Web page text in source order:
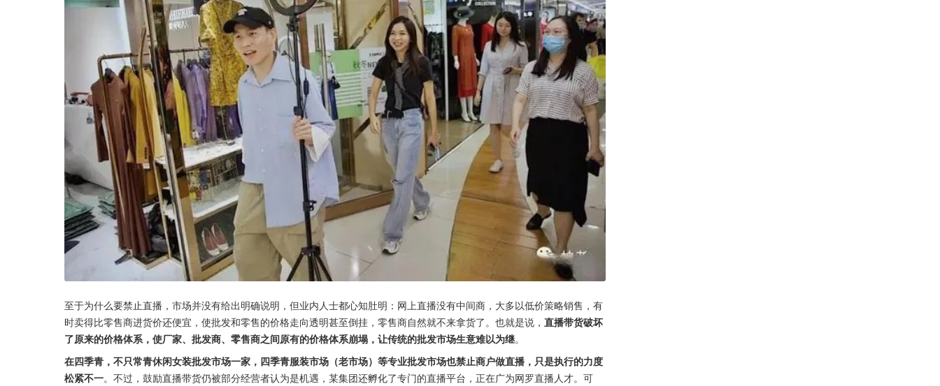
至于为什么要禁止直播，市场并没有给出明确说明，但业内人士都心知肚明：网上直播没有中间商，大多以低价策略销售，有
时卖得比零售商进货价还便宜，使批发和零售的价格走向透明甚至倒挂，零售商自然就不来拿货了。也就是说， 直播带货破坏
了原来的价格体系，使厂家、批发商、零售商之间原有的价格体系崩塌，让传统的批发市场生意难以为继。
在四季青，不只常青休闲女装批发市场一家，四季青服装市场（老市场）等专业批发市场也禁止商户做直播，只是执行的力度
松紧不一。不过，鼓励直播带货仍被部分经营者认为是机遇，某集团还孵化了专门的直播平台，正在广为网罗直播人才。可